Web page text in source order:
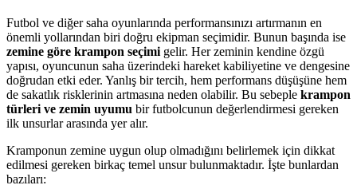
Futbol ve diğer saha oyunlarında performansınızı artırmanın en
önemli yollarından biri doğru ekipman seçimidir. Bunun başında ise
zemine göre krampon seçimi gelir. Her zeminin kendine özgü
yapısı, oyuncunun saha üzerindeki hareket kabiliyetine ve dengesine
doğrudan etki eder. Yanlış bir tercih, hem performans düşüşüne hem
de sakatlık risklerinin artmasına neden olabilir. Bu sebeple krampon
türleri ve zemin uyumu bir futbolcunun değerlendirmesi gereken
ilk unsurlar arasında yer alır.
Kramponun zemine uygun olup olmadığını belirlemek için dikkat
edilmesi gereken birkaç temel unsur bulunmaktadır. İşte bunlardan
bazıları: